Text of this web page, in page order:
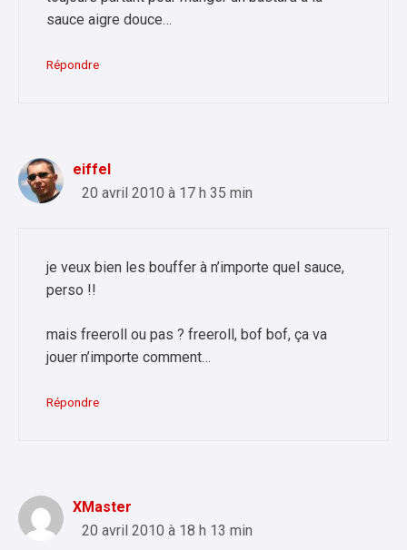
sauce aigre douce…
Répondre
eiffel
20 avril 2010 à 17 h 35 min
je veux bien les bouffer à n’importe quel sauce,
perso !!
mais freeroll ou pas ? freeroll, bof bof, ça va
jouer n’importe comment…
Répondre
XMaster
20 avril 2010 à 18 h 13 min